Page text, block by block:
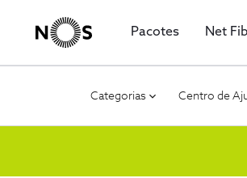
Pacotes Net
Categorias Centro de